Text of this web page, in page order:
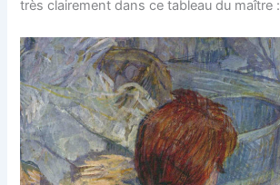
très clairement dans ce tableau du maître :